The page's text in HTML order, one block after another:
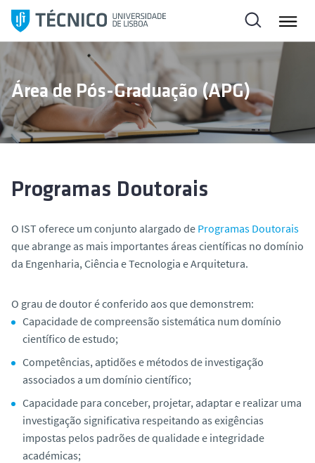
l
r
p
a
Área de Pós-Graduação (APG)
Programas Doutorais
O IST oferece um conjunto alargado de Programas Doutorais
que abrange as mais importantes áreas científicas no domínio
da Engenharia, Ciência e Tecnologia e Arquitetura.
O grau de doutor é conferido aos que demonstrem:
Capacidade de compreensão sistemática num domínio
científico de estudo;
Competências, aptidões e métodos de investigação
associados a um domínio científico;
Capacidade para conceber, projetar, adaptar e realizar uma
investigação significativa respeitando as exigências
impostas pelos padrões de qualidade e integridade
académicas;